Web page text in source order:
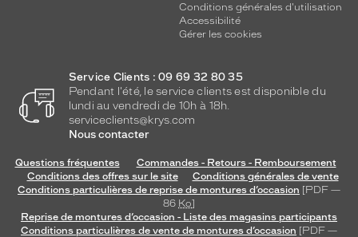
Conditions générales d'utilisation
Accessibilité
Gérer les cookies
Service Clients : 09 69 32 80 35
Pendant l'été, le service clients est disponible du
lundi au vendredi de 10h à 18h.
serviceclients@krys.com
Nous contacter
Questions fréquentes
Commandes - Retours - Remboursement
Conditions des offres sur le site
Conditions générales de vente
Conditions particulières de reprise de montures d’occasion [PDF —
86 Ko]
Reprise de montures d’occasion - Liste des magasins participants
Conditions particulières de vente de montures d’occasion [PDF —